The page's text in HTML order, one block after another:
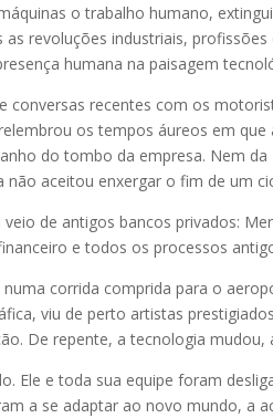
o trabalho humano,
revoluções industriais,
humana na paisagem
conversas recentes com os
os tempos áureos em
do tombo da empresa. Nem
não aceitou enxergar o fim de um
de antigos bancos privados:
e todos os processos
corrida comprida para o
viu de perto artistas
De repente, a tecnologia
Ele e toda sua equipe foram
a se adaptar ao novo mundo, a